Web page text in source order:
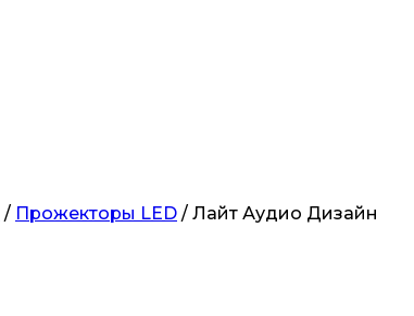
/ Прожекторы LED / Лайт Аудио Дизайн